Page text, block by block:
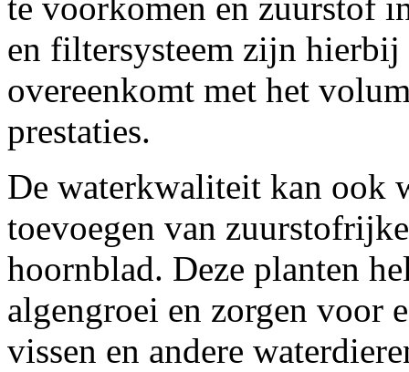
te voorkomen en zuurstof
en filtersysteem zijn
overeenkomt met het
prestaties.
De waterkwaliteit kan ook
toevoegen van
hoornblad. Deze planten
algengroei en zorgen voor
vissen en andere